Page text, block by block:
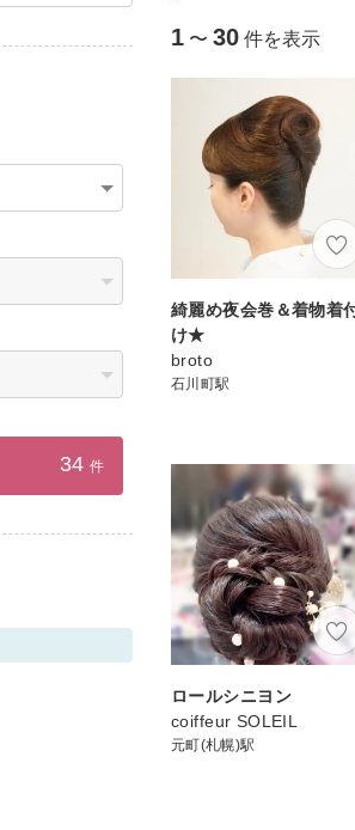
1 〜 30 件を表示
綺麗め夜会巻＆着物着
け★
broto
石川町駅
ロールシニヨン
coiffeur SOLEIL
元町(札幌)駅
34 件